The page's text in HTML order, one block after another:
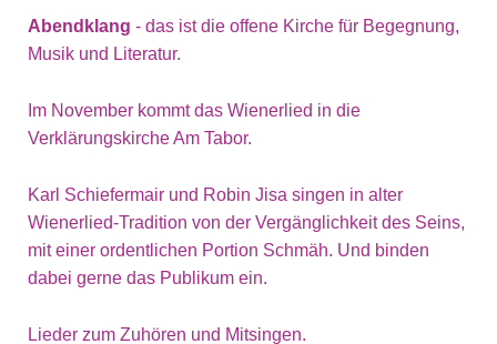
Abendklang - das ist die offene Kirche für Begegnung,
Musik und Literatur.
Im November kommt das Wienerlied in die
Verklärungskirche Am Tabor.
Karl Schiefermair und Robin Jisa singen in alter
Wienerlied-Tradition von der Vergänglichkeit des Seins,
mit einer ordentlichen Portion Schmäh. Und binden
dabei gerne das Publikum ein.
Lieder zum Zuhören und Mitsingen.